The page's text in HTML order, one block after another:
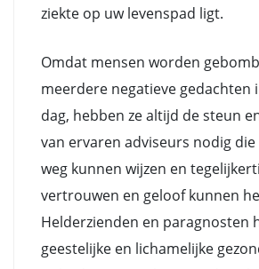
ziekte op uw levenspad ligt.
Omdat mensen worden
meerdere negatieve gedachten
dag, hebben ze altijd de steun
van ervaren adviseurs nodig
weg kunnen wijzen en
vertrouwen en geloof kunnen
Helderzienden en paragnosten
geestelijke en lichamelijke